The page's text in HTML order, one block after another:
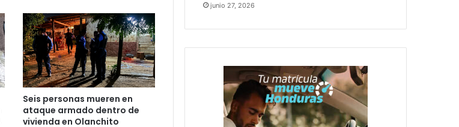
Seis personas mueren en
ataque armado dentro de
vivienda en Olanchito
junio 27, 2026